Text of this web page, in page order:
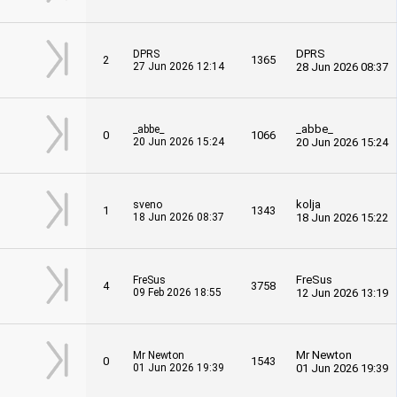
2
DPRS
27 Jun 2026 12:14
1365
DPRS
28 Jun 2026 08:37
0
_abbe_
20 Jun 2026 15:24
1066
_abbe_
20 Jun 2026 15:24
1
sveno
18 Jun 2026 08:37
1343
kolja
18 Jun 2026 15:22
4
FreSus
09 Feb 2026 18:55
3758
FreSus
12 Jun 2026 13:19
0
Mr Newton
01 Jun 2026 19:39
1543
Mr Newton
01 Jun 2026 19:39